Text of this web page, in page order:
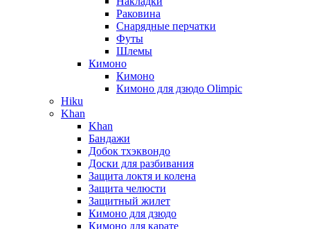
Раковина
Снарядные перчатки
Футы
Шлемы
Кимоно
Кимоно
Кимоно для дзюдо Olimpic
Hiku
Khan
Khan
Бандажи
Добок тхэквондо
Доски для разбивания
Защита локтя и колена
Защита челюсти
Защитный жилет
Кимоно для дзюдо
Кимоно для карате